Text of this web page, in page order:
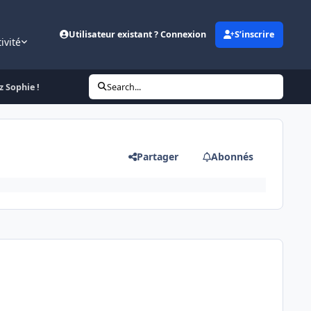
Utilisateur existant ? Connexion S’inscrire
Sophie ! Search...
Partager Abonnés